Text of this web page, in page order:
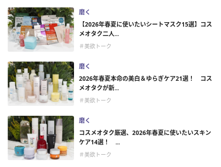
磨く
【2026年春夏に使いたいシートマスク15選】コス
メオタク二人...
＃美欲トーク
磨く
2026年春夏本命の美白＆ゆらぎケア21選！ コス
メオタクが新...
＃美欲トーク
磨く
コスメオタク厳選、2026年春夏に使いたいスキン
ケア14選！ ...
＃美欲トーク